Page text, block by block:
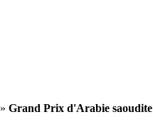
» Grand Prix d'Arabie saoudite